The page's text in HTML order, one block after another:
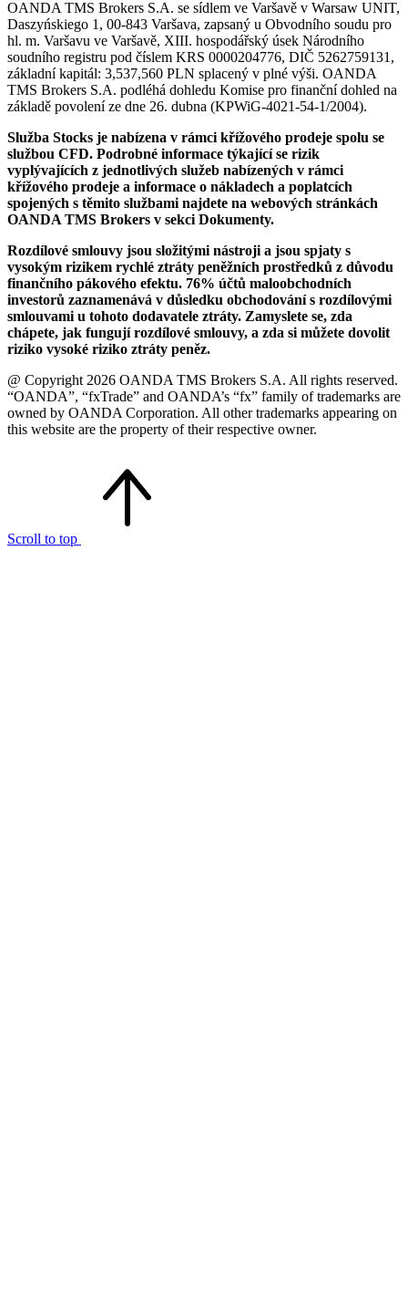
OANDA TMS Brokers S.A. se sídlem ve Varšavě v Warsaw UNIT,
Daszyńskiego 1, 00-843 Varšava, zapsaný u Obvodního soudu pro
hl. m. Varšavu ve Varšavě, XIII. hospodářský úsek Národního
soudního registru pod číslem KRS 0000204776, DIČ 5262759131,
základní kapitál: 3,537,560 PLN splacený v plné výši. OANDA
TMS Brokers S.A. podléhá dohledu Komise pro finanční dohled na
základě povolení ze dne 26. dubna (KPWiG-4021-54-1/2004).
Služba Stocks je nabízena v rámci křížového prodeje spolu se
službou CFD. Podrobné informace týkající se rizik
vyplývajících z jednotlivých služeb nabízených v rámci
křížového prodeje a informace o nákladech a poplatcích
spojených s těmito službami najdete na webových stránkách
OANDA TMS Brokers v sekci Dokumenty.
Rozdílové smlouvy jsou složitými nástroji a jsou spjaty s
vysokým rizikem rychlé ztráty peněžních prostředků z důvodu
finančního pákového efektu. 76% účtů maloobchodních
investorů zaznamenává v důsledku obchodování s rozdílovými
smlouvami u tohoto dodavatele ztráty. Zamyslete se, zda
chápete, jak fungují rozdílové smlouvy, a zda si můžete dovolit
riziko vysoké riziko ztráty peněz.
@ Copyright 2026 OANDA TMS Brokers S.A. All rights reserved.
“OANDA”, “fxTrade” and OANDA’s “fx” family of trademarks are
owned by OANDA Corporation. All other trademarks appearing on
this website are the property of their respective owner.
Scroll to top